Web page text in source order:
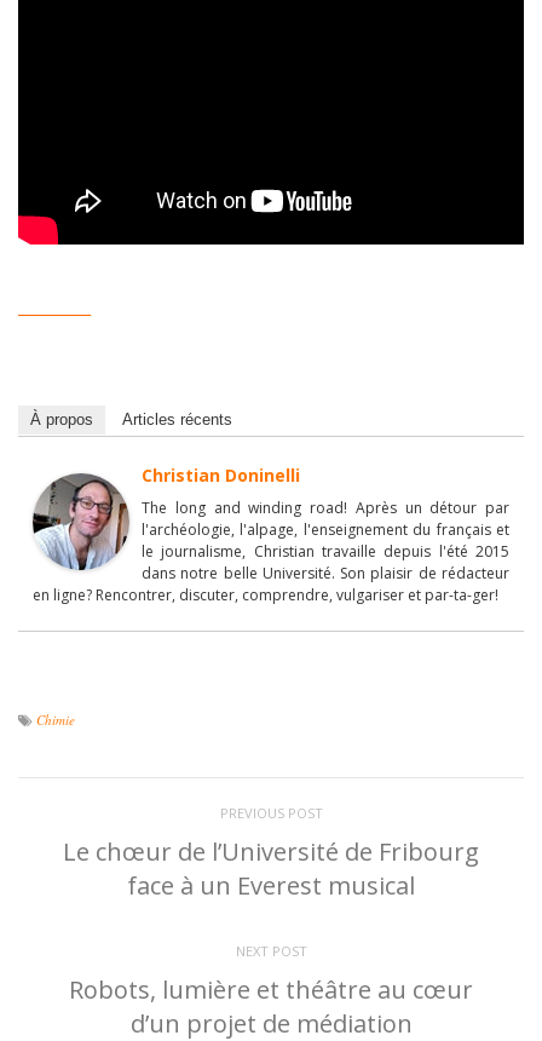
À propos Articles récents
Christian Doninelli
The long and winding road! Après un détour par
l'archéologie, l'alpage, l'enseignement du français et
le journalisme, Christian travaille depuis l'été 2015
dans notre belle Université. Son plaisir de rédacteur
en ligne? Rencontrer, discuter, comprendre, vulgariser et par-ta-ger!
Chimie
PREVIOUS POST
Le chœur de l’Université de Fribourg
face à un Everest musical
NEXT POST
Robots, lumière et théâtre au cœur
d’un projet de médiation